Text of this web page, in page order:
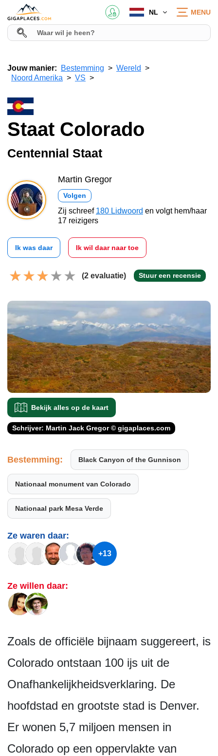
NL MENU
Jouw manier: Bestemming
Wereld
Noord Amerika
VS
Staat Colorado
Centennial Staat
Martin Gregor
Volgen
Zij schreef 180 Lidwoord en volgt hem/haar
17 reizigers
Ik was daar Ik wil daar naar toe
(2 evaluatie) Stuur een recensie
Bekijk alles op de kaart
Schrijver: Martin Jack Gregor © gigaplaces.com
Bestemming: Black Canyon of the Gunnison
Nationaal monument van Colorado
Nationaal park Mesa Verde
Ze waren daar:
+13
Ze willen daar:
Zoals de officiële bijnaam suggereert, is
Colorado ontstaan 100 ijs uit de
Onafhankelijkhe­idsverklaring. De
hoofdstad en grootste stad is Denver.
Er wonen 5,7 miljoen mensen in
Colorado op een oppervlakte van